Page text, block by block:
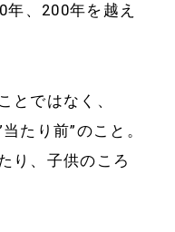
情報
会社概要
商取引法に基
、200年を越え
とではなく、
たり前”のこと。
り、子供のころ